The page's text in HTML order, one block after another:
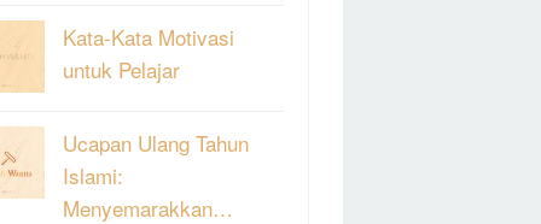
Kata-Kata Motivasi
untuk Pelajar
Ucapan Ulang Tahun
Islami:
Menyemarakkan…